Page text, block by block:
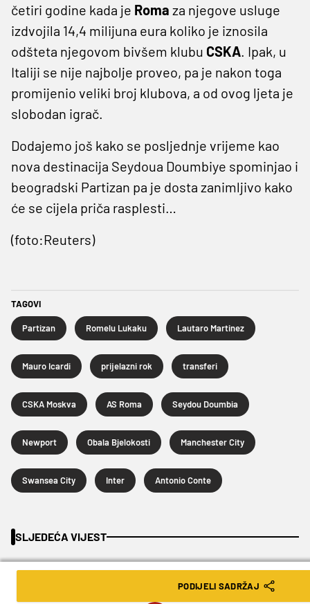
četiri godine kada je Roma za njegove usluge
izdvojila 14,4 milijuna eura koliko je iznosila
odšteta njegovom bivšem klubu CSKA. Ipak, u
Italiji se nije najbolje proveo, pa je nakon toga
promijenio veliki broj klubova, a od ovog ljeta je
slobodan igrač.
Dodajemo još kako se posljednje vrijeme kao
nova destinacija Seydoua Doumbiye spominjao i
beogradski Partizan pa je dosta zanimljivo kako
će se cijela priča rasplesti…
(foto:Reuters)
TAGOVI
Partizan Romelu Lukaku Lautaro Martinez
Mauro Icardi prijelazni rok transferi
CSKA Moskva AS Roma Seydou Doumbia
Newport Obala Bjelokosti Manchester City
Swansea City Inter Antonio Conte
SLJEDEĆA VIJEST
PODIJELI SADRŽAJ